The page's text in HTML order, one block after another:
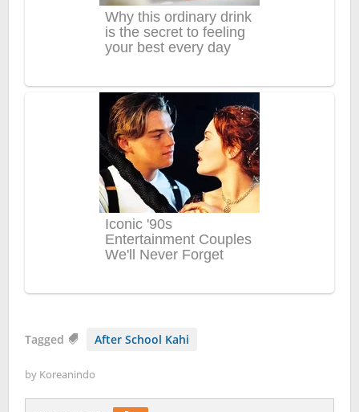
Tagged After School Kahi
by Koreanindo